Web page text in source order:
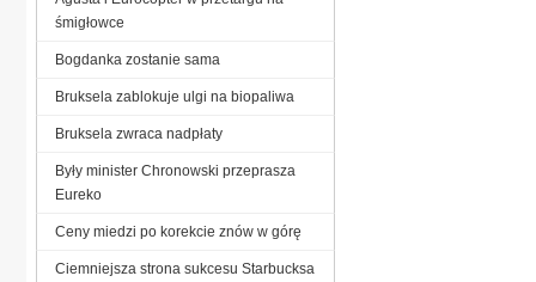
śmigłowce
Bogdanka zostanie sama
Bruksela zablokuje ulgi na biopaliwa
Bruksela zwraca nadpłaty
Były minister Chronowski przeprasza
Eureko
Ceny miedzi po korekcie znów w górę
Ciemniejsza strona sukcesu Starbucksa